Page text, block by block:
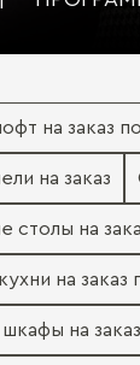
на заказ
на заказ
столы на
на
на